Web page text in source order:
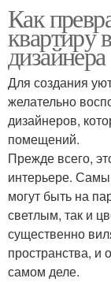
Как
квартиру
дизайнера
Для создания
желательно
дизайнеров,
помещений.
Прежде всего,
интерьере.
могут быть на
светлым, так и
существенно
пространства, и
самом деле.